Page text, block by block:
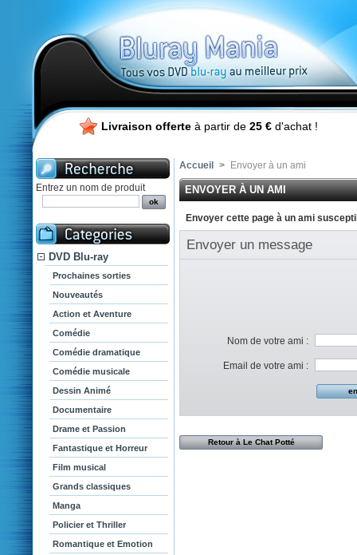
Livraison offerte à partir de 25 € d'achat !
Entrez un nom de produit
DVD Blu-ray
Prochaines sorties
Nouveautés
Action et Aventure
Comédie
Comédie dramatique
Comédie musicale
Dessin Animé
Documentaire
Drame et Passion
Fantastique et Horreur
Film musical
Grands classiques
Manga
Policier et Thriller
Romantique et Emotion
Accueil > Envoyer à un ami
ENVOYER À UN AMI
Envoyer cette page à un ami
Envoyer un message
Nom de votre ami :
Email de votre ami :
Retour à Le Chat Potté